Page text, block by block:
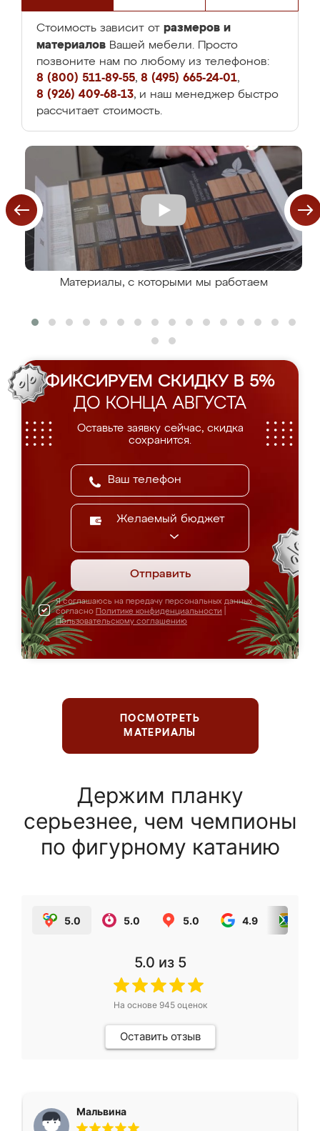
Стоимость зависит от размеров и
материалов Вашей мебели. Просто
позвоните нам по любому из телефонов:
8 (800) 511-89-55, 8 (495) 665-24-01,
8 (926) 409-68-13, и наш менеджер быстро
рассчитает стоимость.
Материалы, с которыми мы работаем
ФИКСИРУЕМ СКИДКУ В 5%
ДО КОНЦА АВГУСТА
Оставьте заявку сейчас, скидка
сохранится.
Желаемый бюджет
Отправить
Я соглашаюсь на передачу персональных данных
согласно Политике конфиденциальности
Пользовательскому соглашению
ПОСМОТРЕТЬ
МАТЕРИАЛЫ
Держим планку
серьезнее, чем чемпионы
по фигурному катанию
5.0 5.0 5.0 4.9
5.0 из 5
На основе 945оценок
Оставить отзыв
Мальвина